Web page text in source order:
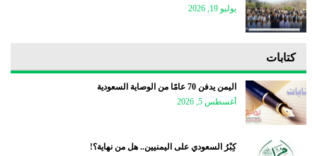
يوليو 19, 2026
كتابات
اليمن يدفن 70 عامًا من الوصاية السعودية
أغسطس 5, 2026
كِبْرُ السعودي على اليمنيين.. هل من نهاية؟!